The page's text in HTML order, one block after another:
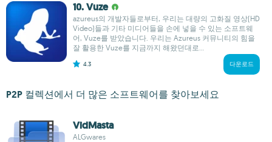
10. Vuze
azureus의 개발자들로부터, 우리는 대량의 고화질 영상(HD
Video)들과 기타 미디어들을 손에 넣을 수 있는 소프트웨
어, Vuze를 받았습니다. 우리는 Azureus 커뮤니티의 힘을
잘 활용한 Vuze를 지금까지 해왔던대로...
4.3 다운로드
P2P 컬렉션에서 더 많은 소프트웨어를 찾아보세요
VidMasta
ALGwares